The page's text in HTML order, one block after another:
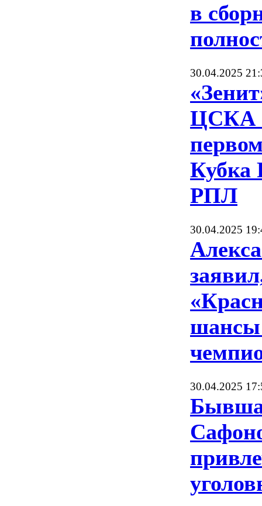
в
30.04.2025
ЦСКА
Кубка
РПЛ
30.04.2025
30.04.2025